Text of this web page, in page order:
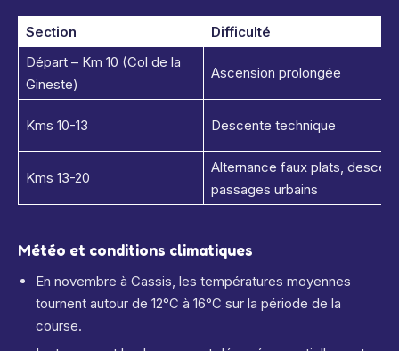
Section
Difficulté
Départ – Km 10 (Col de la
Gineste)
Ascension prolongée
Kms 10-13 Descente technique
Kms 13-20
Alternance faux plats,
passages urbains
Météo et conditions climatiques
En novembre à Cassis, les températures moyennes
tournent autour de 12°C à 16°C sur la période de la
course.